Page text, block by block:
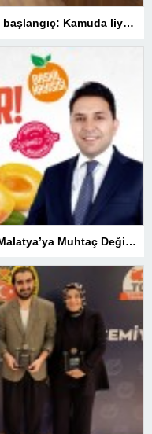
TÜRKAV Elazığ Şubesi’nden güçlü başlangıç: Kamuda liyakatin en gür sesi olacağız
Almazlarsa Almasınlar; Baskilimiz Malatya’ya Muhtaç Değildir